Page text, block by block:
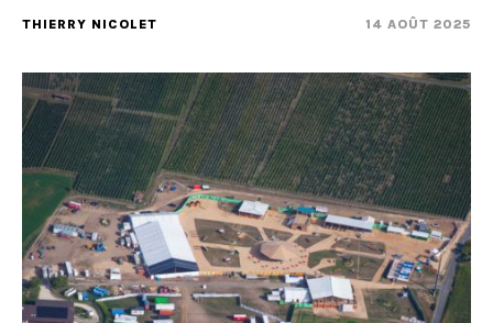
THIERRY NICOLET 14 AOÛT 2025